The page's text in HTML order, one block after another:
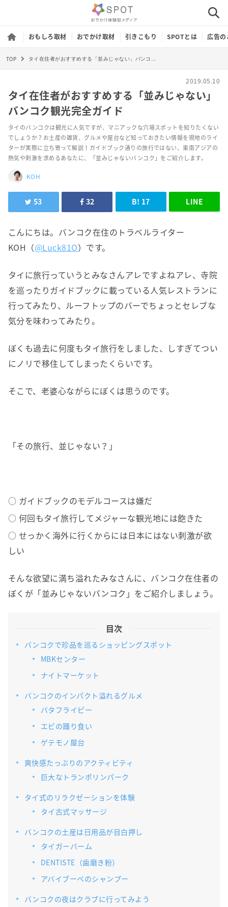
おもしろ取材 おでかけ取材 引きこもり SPOTとは 広告
TOP
2019.05.10
タイ在住者がおすすめする「並みじゃない」
バンコク観光完全ガイド
タイのバンコクは観光に人気ですが、マニアックな穴場スポットを知りたくない
でしょうか？お土産の雑貨、グルメや屋台など知っておきたい情報を現地のライ
ターが実際に立ち寄って解説！ガイドブック通りの旅行ではない、東南アジアの
熱気や刺激を求めるあなたに、「並みじゃないバンコク」をご紹介します。
KOH
53 32 B! 17 LINE
こんにちは。バンコク在住のトラベルライター
KOH（@Luck81O）です。
タイに旅行っていうとみなさんアレですよねアレ、寺院
を巡ったりガイドブックに載っている人気レストランに
行ってみたり、ルーフトップのバーでちょっとセレブな
気分を味わってみたり。
ぼくも過去に何度もタイ旅行をしました、しすぎてつい
にノリで移住してしまったくらいです。
そこで、老婆心ながらにぼくは思うのです。
「その旅行、並じゃない？」
○ ガイドブックのモデルコースは嫌だ
○ 何回もタイ旅行してメジャーな観光地には飽きた
○ せっかく海外に行くからには日本にはない刺激が欲
しい
そんな欲望に満ち溢れたみなさんに、バンコク在住者の
ぼくが「並みじゃないバンコク」をご紹介しましょう。
目次
バンコクで珍品を巡るショッピングスポット
MBKセンター
ナイトマーケット
バンコクのインパクト溢れるグルメ
バタフライピー
エビの踊り食い
ゲテモノ屋台
爽快感たっぷりのアクティビティ
巨大なトランポリンパーク
タイ式のリラクゼーションを体験
タイ古式マッサージ
バンコクの土産は日用品が目白押し
タイガーバーム
DENTISTE（歯磨き粉）
アバイブーベのシャンプー
バンコクの夜はクラブに行ってみよう